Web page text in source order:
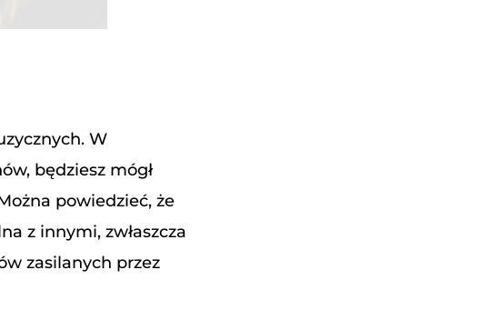
W
będziesz mógł
powiedzieć, że
z innymi, zwłaszcza
zasilanych przez